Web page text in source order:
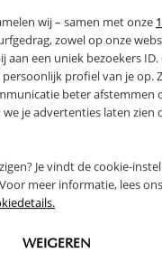
wij – samen met onze
zowel op onze
aan een uniek bezoekers ID.
profiel van je op.
beter afstemmen
je advertenties laten zien
Je vindt de cookie-
meer informatie, lees ons
WEIGEREN
GEKOCHT